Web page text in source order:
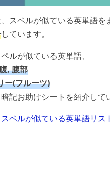
スペルが似ている英単語
しています。
ルが似ている英単語、
, 腹部
ー(フルーツ)
記お助けシートを紹介して
スペルが似ている英単語リス